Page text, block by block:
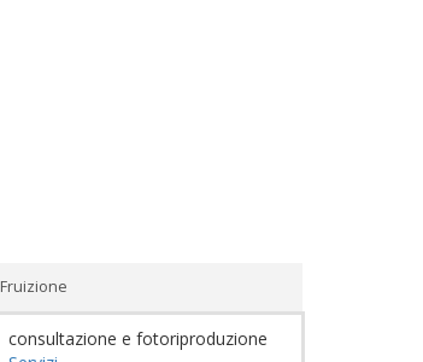
Fruizione
consultazione e fotoriproduzione